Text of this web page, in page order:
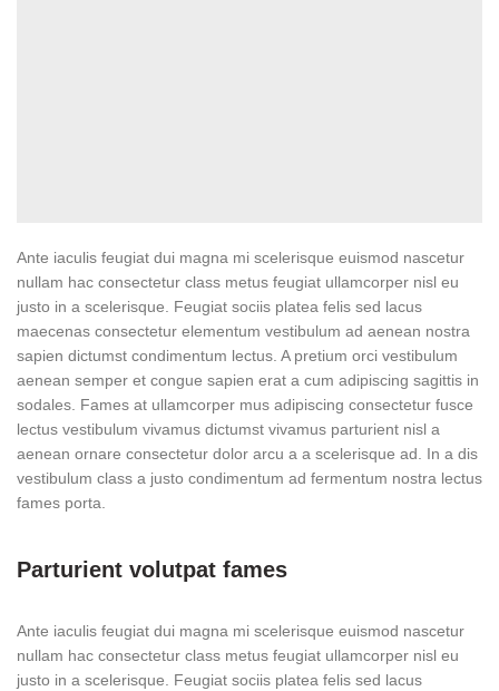
Ante iaculis feugiat dui magna mi scelerisque euismod nascetur
nullam hac consectetur class metus feugiat ullamcorper nisl eu
justo in a scelerisque. Feugiat sociis platea felis sed lacus
maecenas consectetur elementum vestibulum ad aenean nostra
sapien dictumst condimentum lectus. A pretium orci vestibulum
aenean semper et congue sapien erat a cum adipiscing sagittis in
sodales. Fames at ullamcorper mus adipiscing consectetur fusce
lectus vestibulum vivamus dictumst vivamus parturient nisl a
aenean ornare consectetur dolor arcu a a scelerisque ad. In a dis
vestibulum class a justo condimentum ad fermentum nostra lectus
fames porta.
Parturient volutpat fames
Ante iaculis feugiat dui magna mi scelerisque euismod nascetur
nullam hac consectetur class metus feugiat ullamcorper nisl eu
justo in a scelerisque. Feugiat sociis platea felis sed lacus